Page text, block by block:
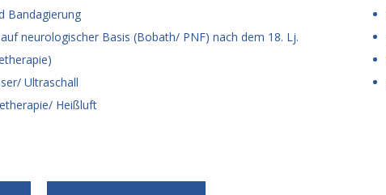
Bandagierung
neurologischer Basis (Bobath/ PNF) nach dem 18. Lj.
Ultraschall
Heißluft